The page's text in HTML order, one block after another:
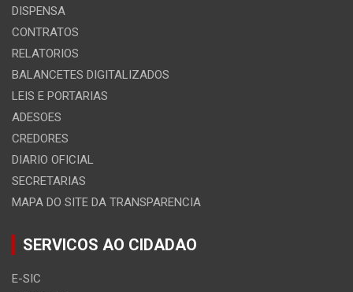
DISPENSA
CONTRATOS
RELATORIOS
BALANCETES DIGITALIZADOS
LEIS E PORTARIAS
ADESOES
CREDORES
DIARIO OFICIAL
SECRETARIAS
MAPA DO SITE DA TRANSPARENCIA
SERVICOS AO CIDADAO
E-SIC